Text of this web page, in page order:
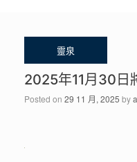
2025年11月30日
Posted on 29 11 月, 2025 by